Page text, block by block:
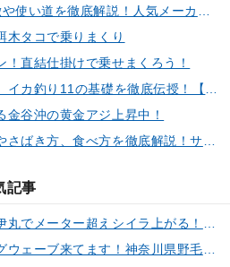
磯竿3号は超使える！特徴や使い道を徹底解説！人気メーカーのおすすめ磯竿もピックアップ！
タコで乗りまくり
直結仕掛けで乗せまくろう！
【ヤリイカ＆スルメイカ】イカ釣り11の基礎を徹底伝授！【中編】（喜平治丸／三浦半島剣崎間口港）
谷沖の黄金アジ上昇中！
ダツは危険な魚！？特徴やさばき方、食べ方を徹底解説！サヨリとの見分け方もご紹介
記事
【釣果速報】神奈川県丸伊丸でメーター超えシイラ上がる！夏の海のモンスターと勝負したいなら今すぐ予約を！
【釣果速報】フグのビッグウェーブ来てます！神奈川県野毛屋釣船店で38cmのショウサイフグGET！このチャンスを逃すな！